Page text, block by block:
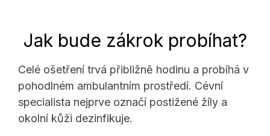
Jak bude zákrok probíhat?
Celé ošetření trvá přibližně hodinu a probíhá v
pohodlném ambulantním prostředí. Cévní
specialista nejprve označí postižené žíly a
okolní kůži dezinfikuje.